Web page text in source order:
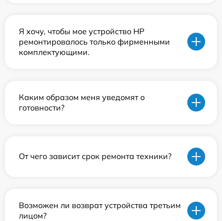
Я хочу, чтобы мое устройство HP
ремонтировалось только фирменными
комплектующими.
Каким образом меня уведомят о
готовности?
От чего зависит срок ремонта техники?
Возможен ли возврат устройства третьим
лицом?